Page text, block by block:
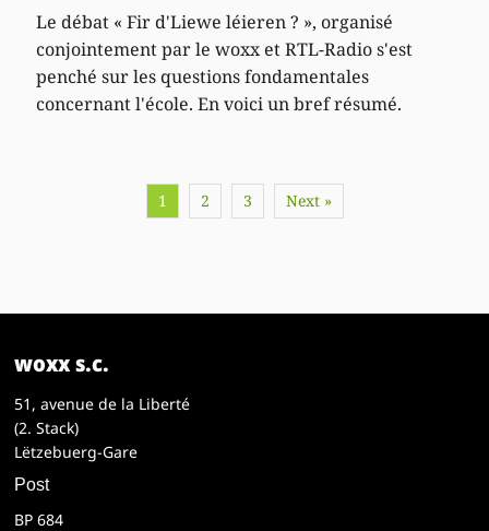
Le débat « Fir d'Liewe léieren ? », organisé
conjointement par le woxx et RTL-Radio s'est
penché sur les questions fondamentales
concernant l'école. En voici un bref résumé.
1 2 3 Next »
woxx s.c.
51, avenue de la Liberté
(2. Stack)
Lëtzebuerg-Gare
Post
BP 684